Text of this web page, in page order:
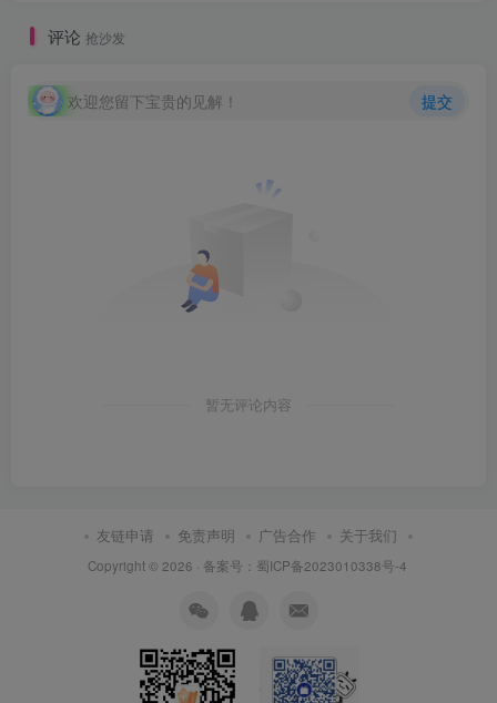
评论 抢沙发
欢迎您留下宝贵的见解！ 提交
暂无评论内容
友链申请 免责声明 广告合作 关于我们
Copyright © 2026 · 备案号：蜀ICP备2023010338号-4